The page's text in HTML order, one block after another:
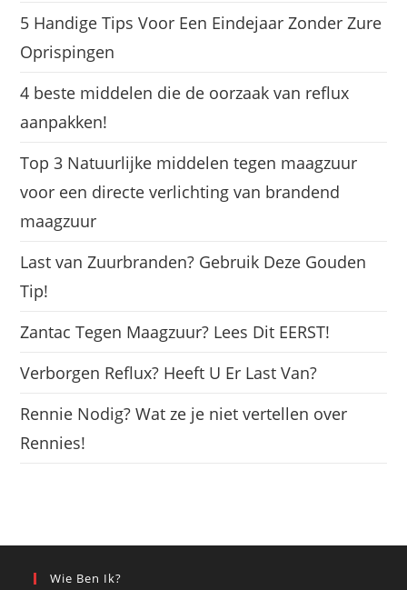
5 Handige Tips Voor Een Eindejaar Zonder Zure
Oprispingen
4 beste middelen die de oorzaak van reflux
aanpakken!
Top 3 Natuurlijke middelen tegen maagzuur
voor een directe verlichting van brandend
maagzuur
Last van Zuurbranden? Gebruik Deze Gouden
Tip!
Zantac Tegen Maagzuur? Lees Dit EERST!
Verborgen Reflux? Heeft U Er Last Van?
Rennie Nodig? Wat ze je niet vertellen over
Rennies!
Wie Ben Ik?